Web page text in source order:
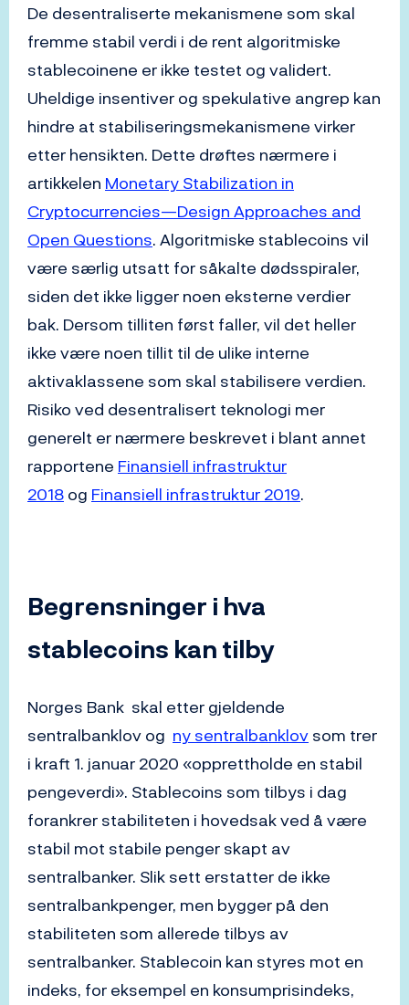
De desentraliserte mekanismene som skal
fremme stabil verdi i de rent algoritmiske
stablecoinene er ikke testet og validert.
Uheldige insentiver og spekulative angrep kan
hindre at stabiliseringsmekanismene virker
etter hensikten. Dette drøftes nærmere i
artikkelen Monetary Stabilization in
Cryptocurrencies—Design Approaches and
Open Questions. Algoritmiske stablecoins vil
være særlig utsatt for såkalte dødsspiraler,
siden det ikke ligger noen eksterne verdier
bak. Dersom tilliten først faller, vil det heller
ikke være noen tillit til de ulike interne
aktivaklassene som skal stabilisere verdien.
Risiko ved desentralisert teknologi mer
generelt er nærmere beskrevet i blant annet
rapportene Finansiell infrastruktur
2018og Finansiell infrastruktur 2019.
Begrensninger i hva
stablecoins kan tilby
Norges Bank skal etter gjeldende
sentralbanklov og ny sentralbanklovsom trer
i kraft 1. januar 2020 «opprettholde en stabil
pengeverdi». Stablecoins som tilbys i dag
forankrer stabiliteten i hovedsak ved å være
stabil mot stabile penger skapt av
sentralbanker. Slik sett erstatter de ikke
sentralbankpenger, men bygger på den
stabiliteten som allerede tilbys av
sentralbanker. Stablecoin kan styres mot en
indeks, for eksempel en konsumprisindeks,